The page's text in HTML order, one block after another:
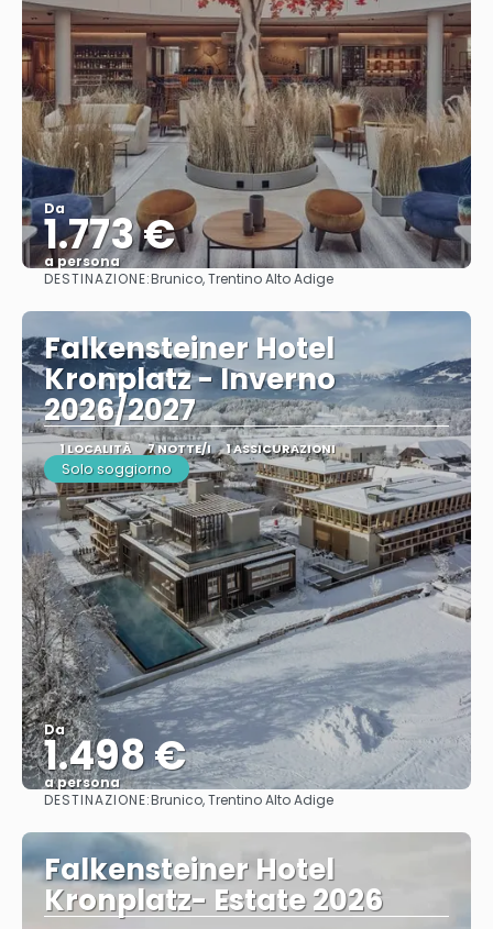
Da
1.773 €
a persona
Vedere
DESTINAZIONE:Brunico, Trentino Alto Adige
Falkensteiner Hotel
Kronplatz - Inverno
2026/2027
1 LOCALITÀ 7 NOTTE/I 1 ASSICURAZIONI
Solo soggiorno
Da
1.498 €
a persona
Vedere
DESTINAZIONE:Brunico, Trentino Alto Adige
Falkensteiner Hotel
Kronplatz- Estate 2026